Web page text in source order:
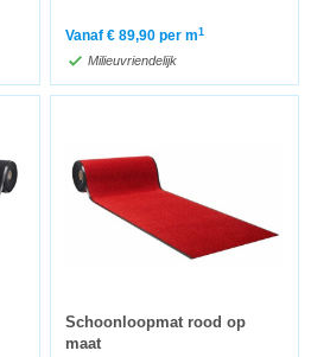
Vanaf € 89,90 per m1
Milieuvriendelijk
Schoonloopmat rood op
maat